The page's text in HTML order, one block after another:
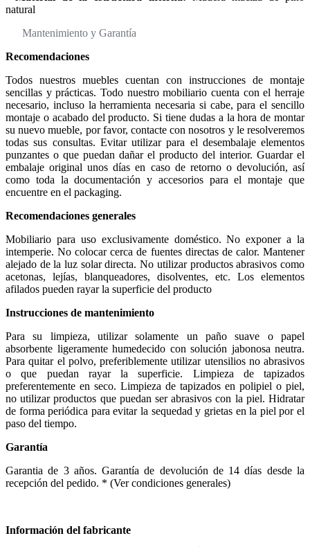
natural
Mantenimiento y Garantía
Recomendaciones
Todos nuestros muebles cuentan con instrucciones de montaje
sencillas y prácticas. Todo nuestro mobiliario cuenta con el herraje
necesario, incluso la herramienta necesaria si cabe, para el sencillo
montaje o acabado del producto. Si tiene dudas a la hora de montar
su nuevo mueble, por favor, contacte con nosotros y le resolveremos
todas sus consultas. Evitar utilizar para el desembalaje elementos
punzantes o que puedan dañar el producto del interior. Guardar el
embalaje original unos días en caso de retorno o devolución, así
como toda la documentación y accesorios para el montaje que
encuentre en el packaging.
Recomendaciones generales
Mobiliario para uso exclusivamente doméstico. No exponer a la
intemperie. No colocar cerca de fuentes directas de calor. Mantener
alejado de la luz solar directa. No utilizar productos abrasivos como
acetonas, lejías, blanqueadores, disolventes, etc. Los elementos
afilados pueden rayar la superficie del producto
Instrucciones de mantenimiento
Para su limpieza, utilizar solamente un paño suave o papel
absorbente ligeramente humedecido con solución jabonosa neutra.
Para quitar el polvo, preferiblemente utilizar utensilios no abrasivos
o que puedan rayar la superficie. Limpieza de tapizados
preferentemente en seco. Limpieza de tapizados en polipiel o piel,
no utilizar productos que puedan ser abrasivos con la piel. Hidratar
de forma periódica para evitar la sequedad y grietas en la piel por el
paso del tiempo.
Garantía
Garantia de 3 años. Garantía de devolución de 14 días desde la
recepción del pedido. * (Ver condiciones generales)
Información del fabricante